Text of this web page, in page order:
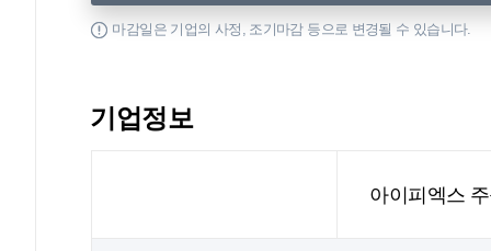
마감일은 기업의 사정, 조기마감 등으로 변경될 수 있습니다.
기업정보
아이피엑스